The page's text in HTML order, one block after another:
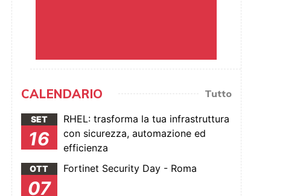
CALENDARIO Tutto
SET
16
RHEL: trasforma la tua infrastruttura
con sicurezza, automazione ed
efficienza
OTT
07
Fortinet Security Day - Roma